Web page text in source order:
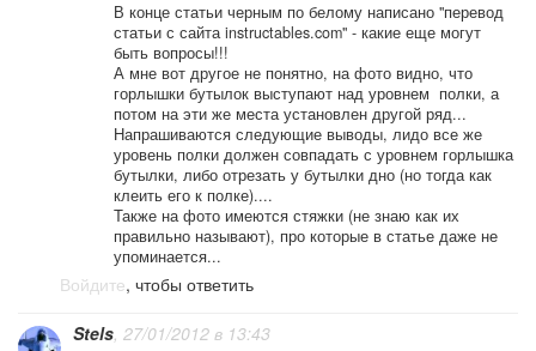
В конце статьи черным по белому написано "перевод
статьи с сайта instructables.com" - какие еще могут
быть вопросы!!!
А мне вот другое не понятно, на фото видно, что
горлышки бутылок выступают над уровнем полки, а
потом на эти же места установлен другой ряд...
Напрашиваются следующие выводы, лидо все же
уровень полки должен совпадать с уровнем горлышка
бутылки, либо отрезать у бутылки дно (но тогда как
клеить его к полке)....
Также на фото имеются стяжки (не знаю как их
правильно называют), про которые в статье даже не
упоминается...
Войдите, чтобы ответить
Stels, 27/01/2012 в 13:43